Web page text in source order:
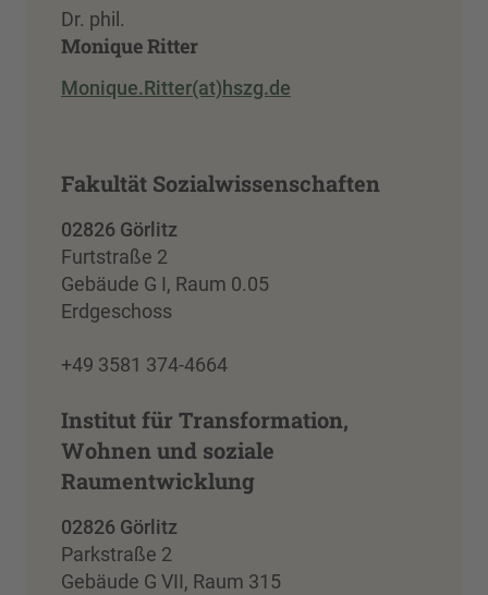
Dr. phil.
Monique Ritter
Monique.Ritter(at)hszg.de
Fakultät Sozialwissenschaften
02826 Görlitz
Furtstraße 2
Gebäude G I, Raum 0.05
Erdgeschoss
+49 3581 374-4664
Institut für Transformation,
Wohnen und soziale
Raumentwicklung
02826 Görlitz
Parkstraße 2
Gebäude G VII, Raum 315